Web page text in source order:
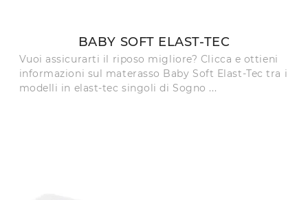
BABY SOFT ELAST-TEC
Vuoi assicurarti il riposo migliore? Clicca e ottieni
informazioni sul materasso Baby Soft Elast-Tec tra i
modelli in elast-tec singoli di Sogno ...